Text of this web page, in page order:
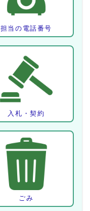
担当の電話番号
入札・契約
ごみ